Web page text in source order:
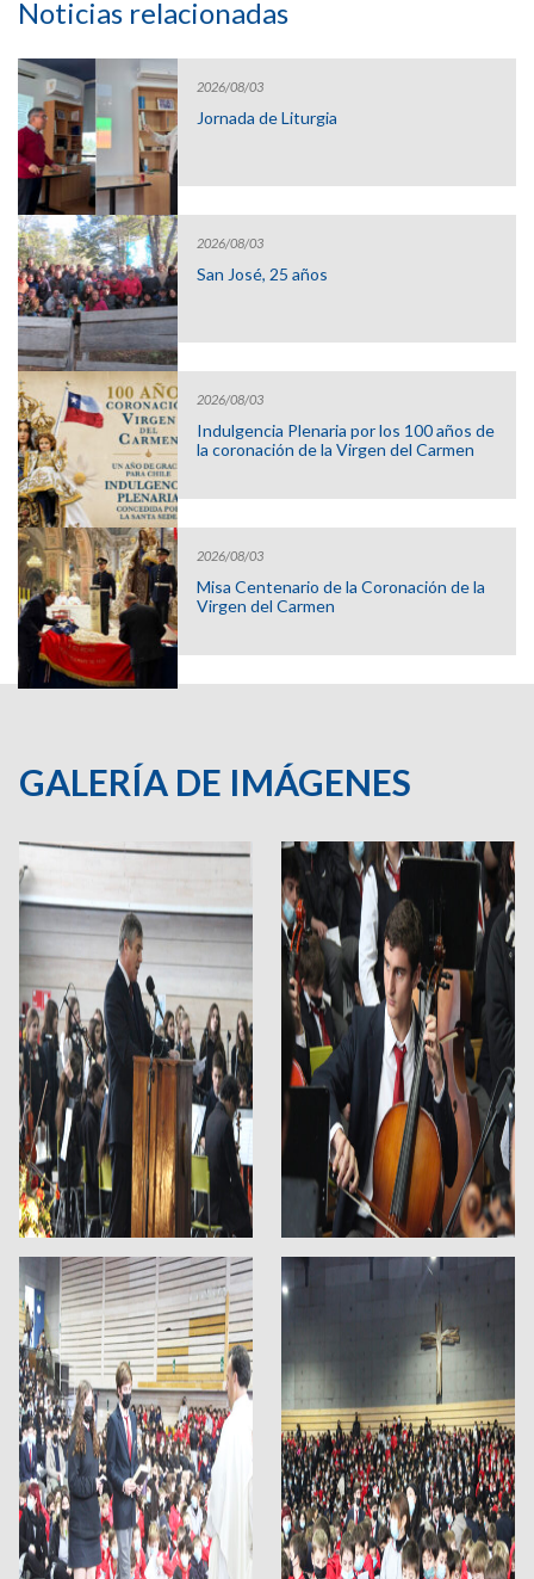
Noticias relacionadas
2026/08/03
Jornada de Liturgia
2026/08/03
San José, 25 años
2026/08/03
Indulgencia Plenaria por los 100 años de
la coronación de la Virgen del Carmen
2026/08/03
Misa Centenario de la Coronación de la
Virgen del Carmen
GALERÍA DE IMÁGENES